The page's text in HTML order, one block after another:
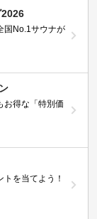
国No.1サウナが
得な「特別価
を当てよう！